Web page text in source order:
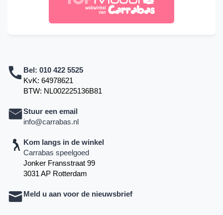
Bel: 010 422 5525
KvK: 64978621
BTW: NL002225136B81
Stuur een email
info@carrabas.nl
Kom langs in de winkel
Carrabas speelgoed
Jonker Fransstraat 99
3031 AP Rotterdam
Meld u aan voor de nieuwsbrief